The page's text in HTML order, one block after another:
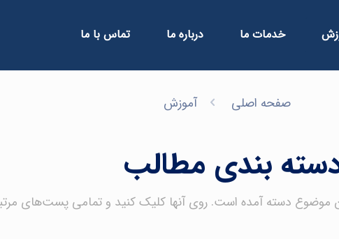
خدمات ما درباره ما تماس با ما
صفحه اصلی آموزش
بندی مطالب
دسته آمده است. روی آنها کلیک کنید و تمامی پست‌های